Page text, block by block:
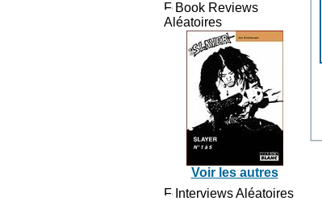
Book Reviews
Aléatoires
Voir les autres
Interviews Aléatoires